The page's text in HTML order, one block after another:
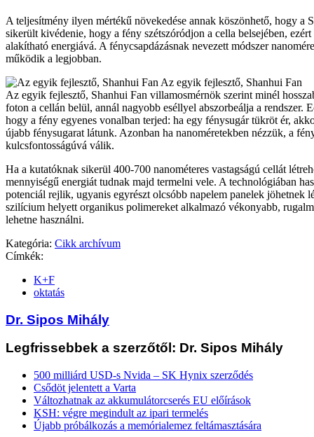
A teljesítmény ilyen mértékű növekedése annak köszönhető, hogy a
sikerült kivédenie, hogy a fény szétszóródjon a cella belsejében,
alakítható energiává. A fénycsapdázásnak nevezett módszer
működik a legjobban.
Az egyik fejlesztő, Shanhui Fan
Az egyik fejlesztő, Shanhui Fan villamosmérnök szerint minél
foton a cellán belül, annál nagyobb eséllyel abszorbeálja a rendszer.
hogy a fény egyenes vonalban terjed: ha egy fénysugár tükröt ér,
újabb fénysugarat látunk. Azonban ha nanoméretekben nézzük, a
kulcsfontosságúvá válik.
Ha a kutatóknak sikerül 400-700 nanométeres vastagságú cellát
mennyiségű energiát tudnak majd termelni vele. A technológiában
potenciál rejlik, ugyanis egyrészt olcsóbb napelem panelek jöhetnek
szilícium helyett organikus polimereket alkalmazó vékonyabb,
lehetne használni.
Kategória: Cikk archívum
Címkék:
K+F
oktatás
Dr. Sipos Mihály
Legfrissebbek a szerzőtől: Dr. Sipos Mihály
500 milliárd USD-s Nvida – SK Hynix szerződés
Csődöt jelentett a Varta
Változhatnak az akkumulátorcserés EU előírások
KSH: végre megindult az ipari termelés
Újabb próbálkozás a memórialemez feltámasztására